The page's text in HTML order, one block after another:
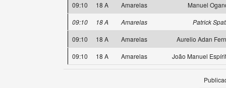
09:10 18 A Amarelas
Manuel
09:10
18 A Amarelas
Patrick
09:10
18 A Amarelas
Aurelio Adan
09:10
18 A Amarelas João Manuel